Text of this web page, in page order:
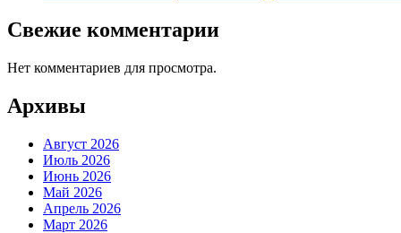
Свежие комментарии
Нет комментариев для просмотра.
Архивы
Август 2026
Июль 2026
Июнь 2026
Май 2026
Апрель 2026
Март 2026